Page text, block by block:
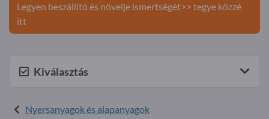
Legyen beszállító és növelje ismertségét>> tegye közzé
itt
Kiválasztás
Nyersanyagok és alapanyagok